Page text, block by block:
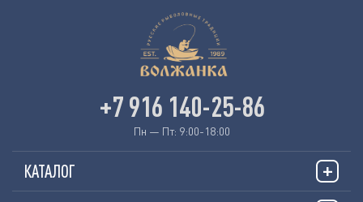
КАТАЛОГ
+7 916 140-25-86
Пн — Пт: 9:00-18:00